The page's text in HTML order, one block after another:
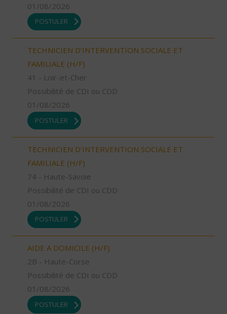
01/08/2026
POSTULER
TECHNICIEN D’INTERVENTION SOCIALE ET
FAMILIALE (H/F)
41 - Loir-et-Cher
Possibilité de CDI ou CDD
01/08/2026
POSTULER
TECHNICIEN D’INTERVENTION SOCIALE ET
FAMILIALE (H/F)
74 - Haute-Savoie
Possibilité de CDI ou CDD
01/08/2026
POSTULER
AIDE A DOMICILE (H/F)
2B - Haute-Corse
Possibilité de CDI ou CDD
01/08/2026
POSTULER